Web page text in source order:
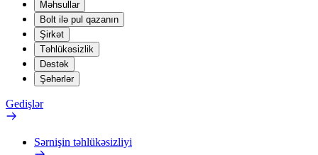
Məhsullar
Bolt ilə pul qazanın
Şirkət
Təhlükəsizlik
Dəstək
Şəhərlər
Gedişlər
Sərnişin təhlükəsizliyi